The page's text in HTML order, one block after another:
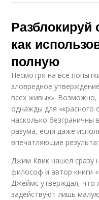
Разблокируй
как
полную
Несмотря на все
зловредное
всех живых». Возможно,
однажды для «красного
насколько безграничны
разума, если даже
впечатляющие
Джим Квик нашел сразу
философ и автор книги
Джеймс утверждал, что
задействуют лишь